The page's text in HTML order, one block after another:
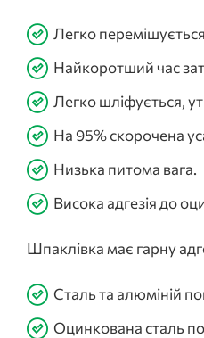
Легко
Найкоротший час
Легко шліфується,
На 95% скорочена
Низька питома вага.
Висока адгезія до
Шпаклівка має гарну
Сталь та алюміній
Оцинкована сталь